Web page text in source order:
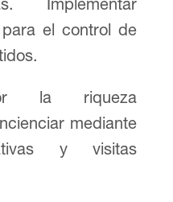
Implementar
el control de
la riqueza
mediante
y visitas